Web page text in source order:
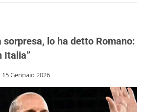
sorpresa, lo ha detto Romano:
Italia”
15 Gennaio 2026